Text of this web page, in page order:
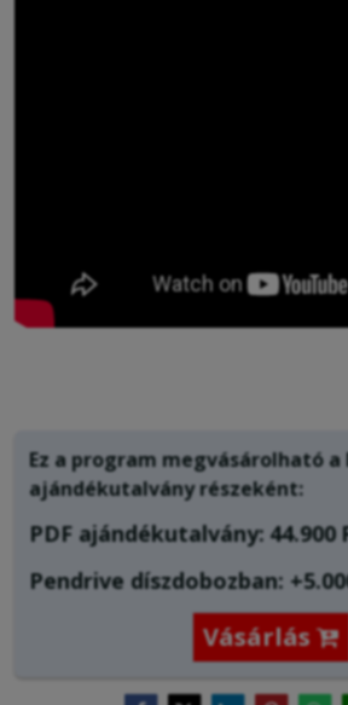
Ez a program megvásárolható a
ajándékutalványrészeként:
PDF ajándékutalvány: 44.900
Pendrive díszdobozban:
Vásárlás 